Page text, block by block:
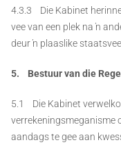
4.3.3 Die Kabinet
vee van een plek na ŉ
deur ŉ plaaslike
5. Bestuur van die
5.1 Die Kabinet
verrekeningsmeganisme
aandags te gee aan